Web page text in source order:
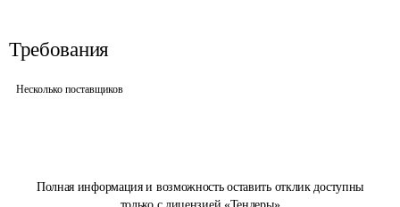
Полная информация и возможность оставить отклик доступны
Требования
Несколько поставщиков